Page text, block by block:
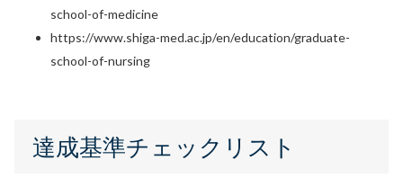
school-of-medicine
https://www.shiga-med.ac.jp/en/education/graduate-
school-of-nursing
達成基準チェックリスト